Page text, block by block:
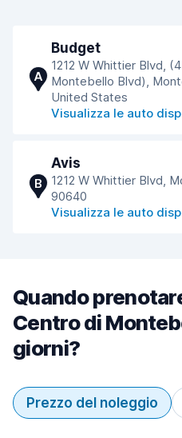
A
Budget
1212 W Whittier Blvd,
Montebello Blvd),
United States
Visualizza le auto
B
Avis
1212 W Whittier Blvd,
90640
Visualizza le auto
Quando
Centro di
giorni?
Prezzo del noleggio